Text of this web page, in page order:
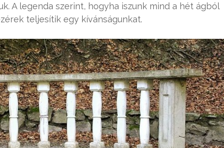
A legenda szerint, hogyha iszunk mind a hét ágból
teljesítik egy kívánságunkat.